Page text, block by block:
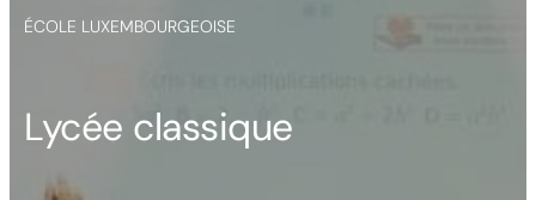
ÉCOLE LUXEMBOURGEOISE
Lycée classique